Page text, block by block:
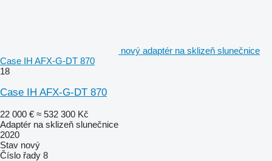
nový adaptér na sklizeň slunečnice
Case IH AFX-G-DT 870
18
Case IH AFX-G-DT 870
22 000 € ≈ 532 300 Kč
Adaptér na sklizeň slunečnice
2020
Stav nový
Číslo řady 8